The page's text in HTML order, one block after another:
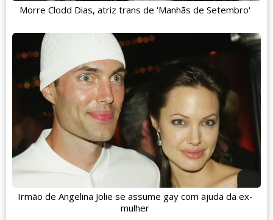
Morre Clodd Dias, atriz trans de 'Manhãs de Setembro'
Irmão de Angelina Jolie se assume gay com ajuda da ex-
mulher